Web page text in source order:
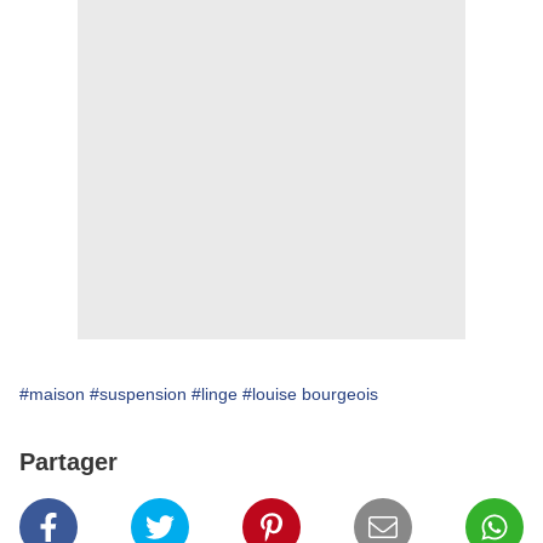
#maison #suspension #linge #louise bourgeois
Partager